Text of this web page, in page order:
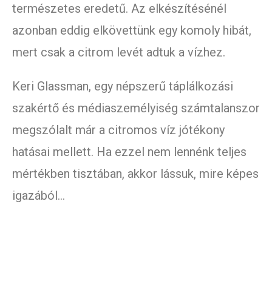
természetes eredetű. Az elkészítésénél
azonban eddig elkövettünk egy komoly hibát,
mert csak a citrom levét adtuk a vízhez.
Keri Glassman, egy népszerű táplálkozási
szakértő és médiaszemélyiség számtalanszor
megszólalt már a citromos víz jótékony
hatásai mellett. Ha ezzel nem lennénk teljes
mértékben tisztában, akkor lássuk, mire képes
igazából…